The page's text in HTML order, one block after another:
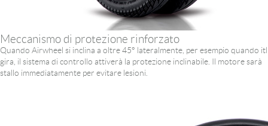
Meccanismo di protezione rinforzato
Quando Airwheel si inclina a oltre 45° lateralmente, per esempio quando itl
gira, il sistema di controllo attiverà la protezione inclinabile. Il motore sarà
stallo immediatamente per evitare lesioni.